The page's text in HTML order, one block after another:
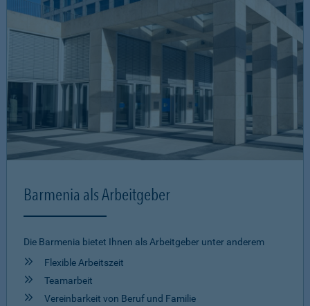
Barmenia als Arbeitgeber
Die Barmenia bietet Ihnen als Arbeitgeber unter anderem
Flexible Arbeitszeit
Teamarbeit
Vereinbarkeit von Beruf und Familie